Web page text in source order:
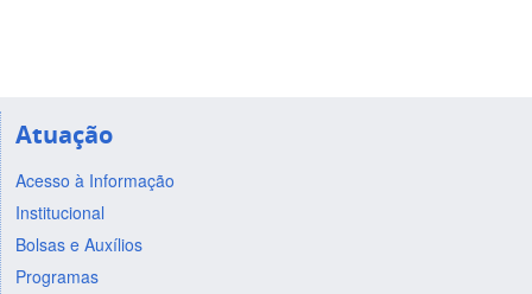
Atuação
Acesso à Informação
Institucional
Bolsas e Auxílios
Programas